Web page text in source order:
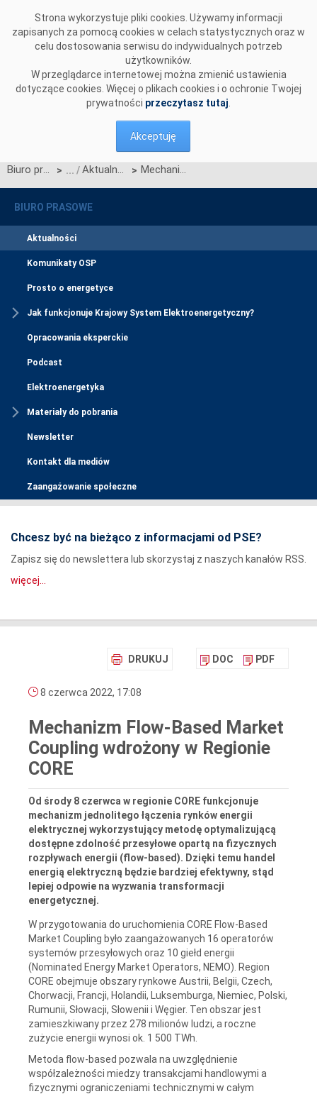
Strona wykorzystuje pliki cookies. Używamy informacji
zapisanych za pomocą cookies w celach statystycznych oraz w
celu dostosowania serwisu do indywidualnych potrzeb
użytkowników.
W przeglądarce internetowej można zmienić ustawienia
dotyczące cookies. Więcej o plikach cookies i o ochronie Twojej
prywatności przeczytasz tutaj
Akceptuję
Biuro prasowe > Aktualności > Mechanizm Flow-Based Market Coupling wdrożony w Regionie CORE
BIURO PRASOWE
Aktualności
Komunikaty OSP
Prosto o energetyce
Jak funkcjonuje Krajowy System Elektroenergetyczny?
Opracowania eksperckie
Podcast
Elektroenergetyka
Materiały do pobrania
Newsletter
Kontakt dla mediów
Zaangażowanie społeczne
Chcesz być na bieżąco z informacjami od PSE?
Zapisz się do newslettera lub skorzystaj z naszych kanałów RSS.
więcej...
DRUKUJ DOC PDF
8 czerwca 2022, 17:08
Mechanizm Flow-Based Market
Coupling wdrożony w Regionie
CORE
Od środy 8 czerwca w regionie CORE funkcjonuje
mechanizm jednolitego łączenia rynków energii
elektrycznej wykorzystujący metodę optymalizującą
dostępne zdolność przesyłowe opartą na fizycznych
rozpływach energii (flow-based). Dzięki temu handel
energią elektryczną będzie bardziej efektywny, stąd
lepiej odpowie na wyzwania transformacji
energetycznej.
W przygotowania do uruchomienia CORE Flow-Based
Market Coupling było zaangażowanych 16 operatorów
systemów przesyłowych oraz 10 giełd energii
(Nominated Energy Market Operators, NEMO). Region
CORE obejmuje obszary rynkowe Austrii, Belgii, Czech,
Chorwacji, Francji, Holandii, Luksemburga, Niemiec, Polski,
Rumunii, Słowacji, Słowenii i Węgier. Ten obszar jest
zamieszkiwany przez 278 milionów ludzi, a roczne
zużycie energii wynosi ok. 1 500 TWh.
Metoda flow-based pozwala na uwzględnienie
współzależności miedzy transakcjami handlowymi a
fizycznymi ograniczeniami technicznymi w całym